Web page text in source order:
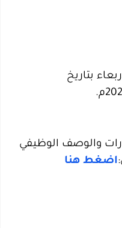
بتاريخ
والوصف الوظيفي
اضغط هنا